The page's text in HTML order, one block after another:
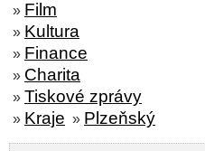
» Film
» Kultura
» Finance
» Charita
» Tiskové zprávy
» Kraje » Plzeňský